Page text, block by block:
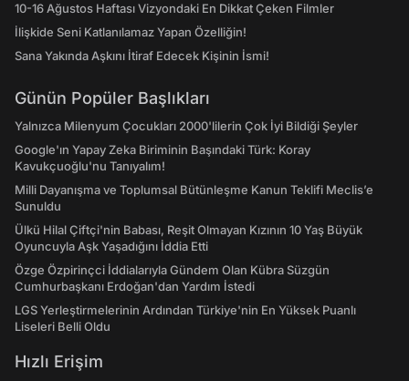
10-16 Ağustos Haftası Vizyondaki En Dikkat Çeken Filmler
İlişkide Seni Katlanılamaz Yapan Özelliğin!
Sana Yakında Aşkını İtiraf Edecek Kişinin İsmi!
Günün Popüler Başlıkları
Yalnızca Milenyum Çocukları 2000'lilerin Çok İyi Bildiği Şeyler
Google'ın Yapay Zeka Biriminin Başındaki Türk: Koray
Kavukçuoğlu'nu Tanıyalım!
Milli Dayanışma ve Toplumsal Bütünleşme Kanun Teklifi Meclis’e
Sunuldu
Ülkü Hilal Çiftçi'nin Babası, Reşit Olmayan Kızının 10 Yaş Büyük
Oyuncuyla Aşk Yaşadığını İddia Etti
Özge Özpirinçci İddialarıyla Gündem Olan Kübra Süzgün
Cumhurbaşkanı Erdoğan'dan Yardım İstedi
LGS Yerleştirmelerinin Ardından Türkiye'nin En Yüksek Puanlı
Liseleri Belli Oldu
Hızlı Erişim